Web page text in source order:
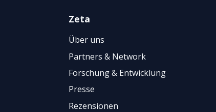
Zeta
Über uns
Partners & Network
Forschung & Entwicklung
Presse
Rezensionen